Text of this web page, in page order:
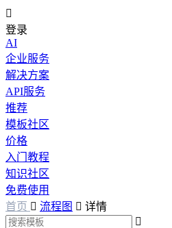

登录
AI
企业服务
解决方案
API服务
推荐
模板社区
价格
入门教程
知识社区
免费使用
首页  流程图  详情
